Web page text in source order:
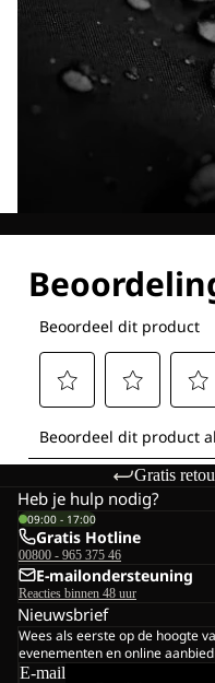
Gratis
Heb je hulp nodig?
09:00 - 17:00
Gratis Hotline
00800 - 965 375 46
E-mailondersteuning
Reacties binnen 48 uur
Nieuwsbrief
Wees als eerste op de hoogte
evenementen en online
E-mail